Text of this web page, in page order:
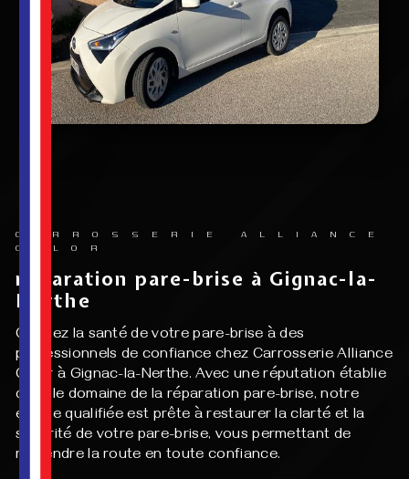
CARROSSERIE ALLIANCE
COLOR
réparation pare-brise à Gignac-la-
Nerthe
Confiez la santé de votre pare-brise à des
professionnels de confiance chez Carrosserie Alliance
Color à Gignac-la-Nerthe. Avec une réputation établie
dans le domaine de la réparation pare-brise, notre
équipe qualifiée est prête à restaurer la clarté et la
sécurité de votre pare-brise, vous permettant de
reprendre la route en toute confiance.